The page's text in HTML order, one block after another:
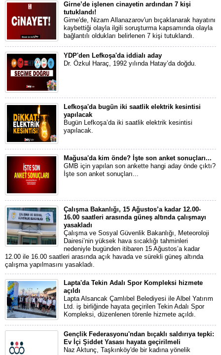
Girne’de işlenen cinayetin ardından 7 kişi
tutuklandı!
Girne'de, Nizam Allanazarov'un bıçaklanarak hayatını
kaybettiği olayla ilgili soruşturma kapsamında olayla
bağlantılı oldukları belirlenen 7 kişi tutuklandı.
YDP'den Lefkoşa'da iddialı aday
Dr. Özkul Haraç, 1992 yılında Hatay’da doğdu.
Lefkoşa'da bugün iki saatlik elektrik kesintisi
yapılacak
Bugün Lefkoşa’da iki saatlik elektrik kesintisi
yapılacak.
Mağusa'da kim önde? İşte son anket sonuçları...
GMB için yapılan son ankette hangi aday önde çıktı?
İşte son anket sonuçları...
Çalışma Bakanlığı, 15 Ağustos’a kadar 12.00-
16.00 saatleri arasında güneş altında çalışmayı
yasakladı
Çalışma ve Sosyal Güvenlik Bakanlığı, Meteoroloji
Dairesi’nin yüksek hava sıcaklığı tahminleri
nedeniyle bugünden itibaren 15 Ağustos’a kadar
12.00 ile 16.00 saatleri arasında açık havada ve sürekli güneş altında
çalışma yapılmasını yasakladı.
Lapta'da Tekin Adalı Spor Kompleksi hizmete
açıldı
Lapta Alsancak Çamlıbel Belediyesi ile Albel Yatırım
Ltd. iş birliğinde hayata geçirilen Tekin Adalı Spor
Kompleksi, düzenlenen törenle hizmete açıldı.
Gençlik Federasyonu'ndan bıçaklı saldırıya tepki:
Ev İçi Şiddet Yasası hayata geçirilmeli
Naz Aktunç, Taşkınköy'de bir kadına yönelik